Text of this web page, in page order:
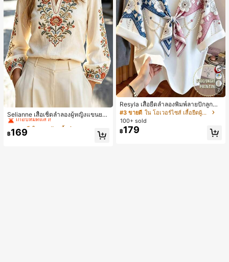
Selianne เสื้อเชิ้ตลำลองผู้หญิงแขนยา
ว คอวีเว้า ลายดอกไม้
#2 ขายดี
ใน งานปัก เสื้อทำงาน
เกือบหมดแล้ว!
#2 ขายดี ใน งานปัก เสื้อทำงาน
เกือบหมดแล้ว!
#2 ขายดี ใน งานปัก เสื้อทำงาน
เกือบหมดแล้ว!
฿169
7
Resyla เสื้อยืดลำลองพิมพ์ลายปักลูกปัด
รูปโบว์ขนาดใหญ่สำหรับผู้หญิง
#3 ขายดี
ใน โอเวอร์ไซส์ เสื้อยืดผู้หญิง
100+ sold
฿179